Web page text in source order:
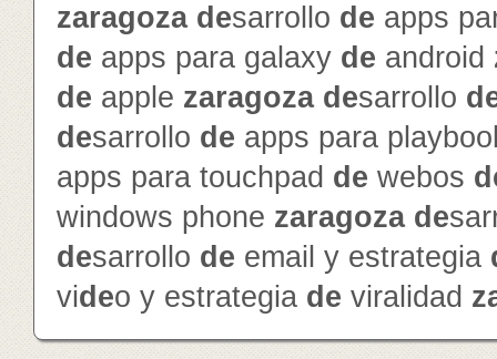
zaragoza desarrollo de apps
de apps para galaxy de android
de apple zaragoza desarrollo
desarrollo de apps para
apps para touchpad de webos
windows phone zaragoza de
desarrollo de email y estrategia
video y estrategia de viralidad